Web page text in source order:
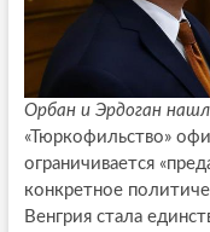
Орбан и Эрдоган
«Тюркофильство»
ограничивается
конкретное
Венгрия стала